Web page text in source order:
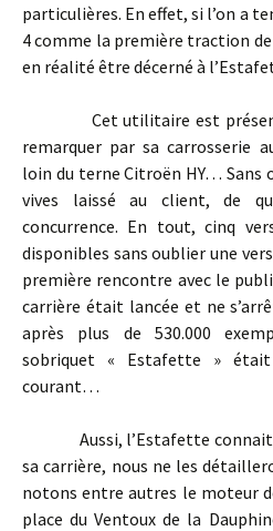
particulières. En effet, si l’on a
4 comme la première traction
en réalité être décerné à
Cet utilitaire est présenté
remarquer par sa carrosserie
loin du terne Citroën HY… Sans
vives laissé au client, de
concurrence. En tout, cinq
disponibles sans oublier une
première rencontre avec le
carrière était lancée et ne
après plus de 530.000
sobriquet « Estafette »
courant…
Aussi, l’Estafette connait
sa carrière, nous ne les
notons entre autres le moteur
place du Ventoux de la